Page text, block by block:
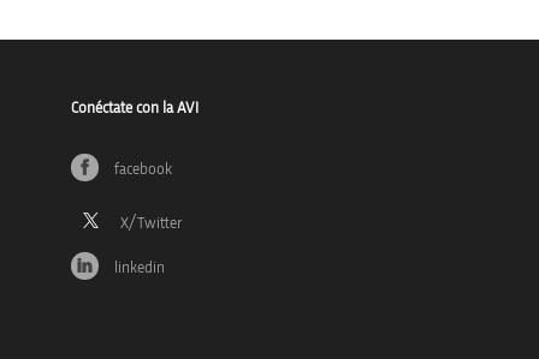
Conéctate con la AVI
facebook
linkedin